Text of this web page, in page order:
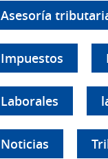
Asesoría
Impuestos
Laborales
Noticias